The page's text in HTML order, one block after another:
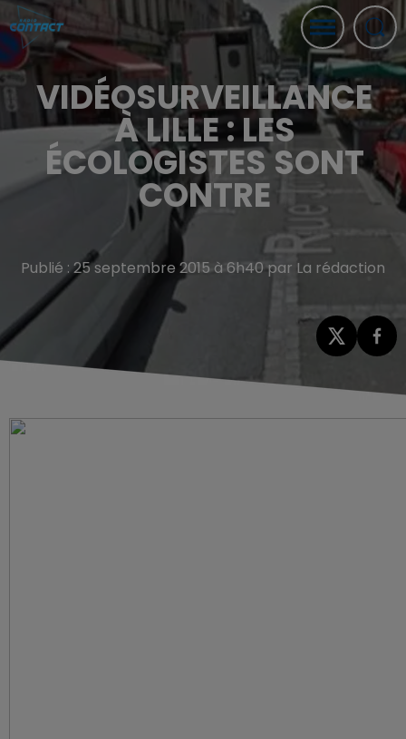
VIDÉOSURVEILLANCE
À LILLE : LES
ÉCOLOGISTES SONT
CONTRE
Publié : 25 septembre 2015 à 6h40 par La rédaction